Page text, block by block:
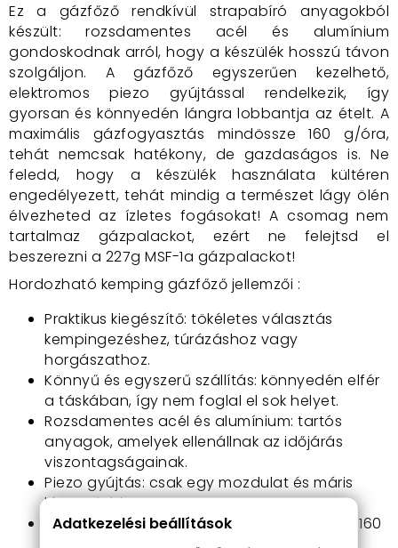
Ez a gázfőző rendkívül strapabíró anyagokból
készült: rozsdamentes acél és alumínium
gondoskodnak arról, hogy a készülék hosszú távon
szolgáljon. A gázfőző egyszerűen kezelhető,
elektromos piezo gyújtással rendelkezik, így
gyorsan és könnyedén lángra lobbantja az ételt. A
maximális gázfogyasztás mindössze 160 g/óra,
tehát nemcsak hatékony, de gazdaságos is. Ne
feledd, hogy a készülék használata kültéren
engedélyezett, tehát mindig a természet lágy ölén
élvezheted az ízletes fogásokat! A csomag nem
tartalmaz gázpalackot, ezért ne felejtsd el
beszerezni a 227g MSF-1a gázpalackot!
Hordozható kemping gázfőző jellemzői :
Praktikus kiegészítő: tökéletes választás
kempingezéshez, túrázáshoz vagy
horgászathoz.
Könnyű és egyszerű szállítás: könnyedén elfér
a táskában, így nem foglal el sok helyet.
Rozsdamentes acél és alumínium: tartós
anyagok, amelyek ellenállnak az időjárás
viszontagságainak.
Piezo gyújtás: csak egy mozdulat és máris
lángra lobban!
Gázfogyasztása: gazdaságos, mindössze 160
Adatkezelési beállítások